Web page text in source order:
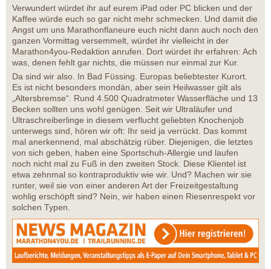
Verwundert würdet ihr auf eurem iPad oder PC blicken und der
Kaffee würde euch so gar nicht mehr schmecken. Und damit die
Angst um uns Marathonflaneure euch nicht dann auch noch den
ganzen Vormittag versemmelt, würdet ihr vielleicht in der
Marathon4you-Redaktion anrufen. Dort würdet ihr erfahren: Ach
was, denen fehlt gar nichts, die müssen nur einmal zur Kur.
Da sind wir also. In Bad Füssing. Europas beliebtester Kurort.
Es ist nicht besonders mondän, aber sein Heilwasser gilt als
„Altersbremse“. Rund 4.500 Quadratmeter Wasserfläche und 13
Becken sollten uns wohl genügen. Seit wir Ultraläufer und
Ultraschreiberlinge in diesem verflucht geliebten Knochenjob
unterwegs sind, hören wir oft: Ihr seid ja verrückt. Das kommt
mal anerkennend, mal abschätzig rüber. Diejenigen, die letztes
von sich geben, haben eine Sportschuh-Allergie und laufen
noch nicht mal zu Fuß in den zweiten Stock. Diese Klientel ist
etwa zehnmal so kontraproduktiv wie wir. Und? Machen wir sie
runter, weil sie von einer anderen Art der Freizeitgestaltung
wohlig erschöpft sind? Nein, wir haben einen Riesenrespekt vor
solchen Typen.